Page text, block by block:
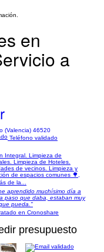
en
a
(Valencia) 46520
Teléfono validado
Integral. Limpieza de
Limpieza de Hoteles.
de vecinos. Limpieza y
de espacios comunes 🌳,
de la...
aprendido muchísimo día a
paso que daba, estaban muy
pueda."
en Cronoshare
presupuesto